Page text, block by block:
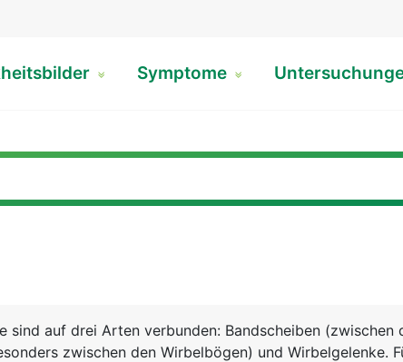
Symptome
sind auf drei Arten verbunden: Bandscheiben (zwischen
zwischen den Wirbelbögen) und Wirbelgelenke.